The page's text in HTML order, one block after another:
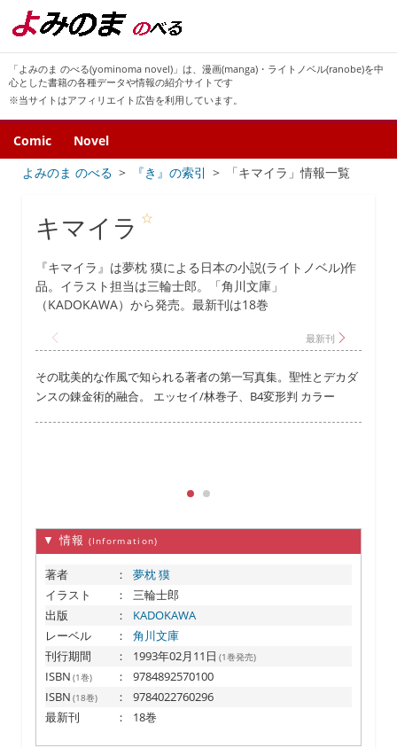
「よみのま のべる(yominoma novel)」は、漫画(manga)・ライトノベル(ranobe)を中
心とした書籍の各種データや情報の紹介サイトです
※当サイトはアフィリエイト広告を利用しています。
Comic
Novel
よみのま のべる
『き』の索引 「キマイラ」情報一覧
キマイラ ☆
『キマイラ』は夢枕 獏による日本の小説(ライトノベル)作
品。イラスト担当は三輪士郎。「角川文庫」
（KADOKAWA）から発売。最新刊は18巻
その耽美的な作風で知られる著者の第一写真集。聖性とデカダ
ンスの錬金術的融合。 エッセイ/林巻子、B4変形判 カラー
▼ 情報 (Information)
著者 ：
夢枕 獏
イラスト
：
三輪士郎
出版
：
KADOKAWA
レーベル
：
角川文庫
刊行期間
： 1993年02月11日 (1巻発売)
ISBN (1巻) ：
9784892570100
ISBN (18巻) ：
9784022760296
最新刊
： 18巻